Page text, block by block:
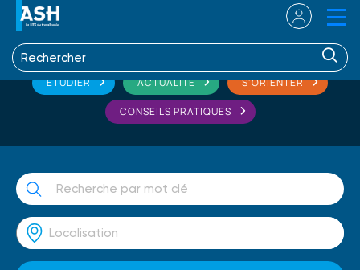
ETUDIER ACTUALITÉ S'ORIENTER
CONSEILS PRATIQUES